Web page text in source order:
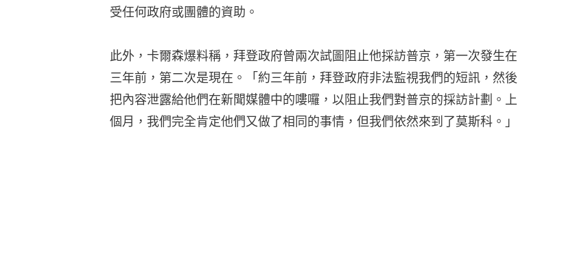
受任何政府或團體的資助。
此外，卡爾森爆料稱，拜登政府曾兩次試圖阻止他採訪普京，第一次發生在
三年前，第二次是現在。「約三年前，拜登政府非法監視我們的短訊，然後
把內容泄露給他們在新聞媒體中的嘍囉，以阻止我們對普京的採訪計劃。上
個月，我們完全肯定他們又做了相同的事情，但我們依然來到了莫斯科。」